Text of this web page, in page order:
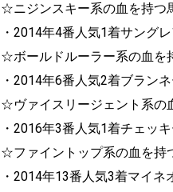
☆ニジンスキー系の血を持つ
・2014年4番人気1着サング
☆ボールドルーラー系の血を
・2014年6番人気2着ブラン
☆ヴァイスリージェント系の
・2016年3番人気1着チェッ
☆ファイントップ系の血を持
・2014年13番人気3着マイ